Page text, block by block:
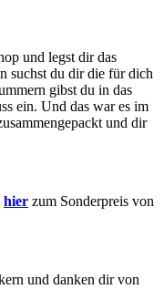
und legst dir das
suchst du dir die für dich
gibst du in das
ein. Und das war es im
und dir
hier zum Sonderpreis von
und danken dir von